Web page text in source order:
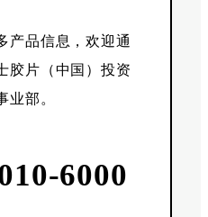
产品信息，欢迎通
胶片（中国）投资
业部。
6000